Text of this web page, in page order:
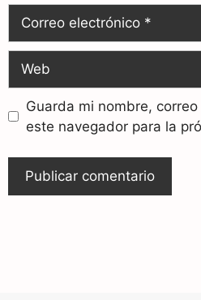
Guarda mi nombre,
este navegador para la